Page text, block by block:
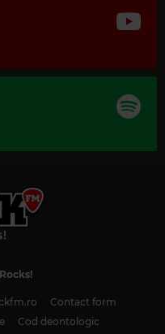
Music
BEAUTY, OP. 66, TH.13 /
Contact form
Cod deontologic